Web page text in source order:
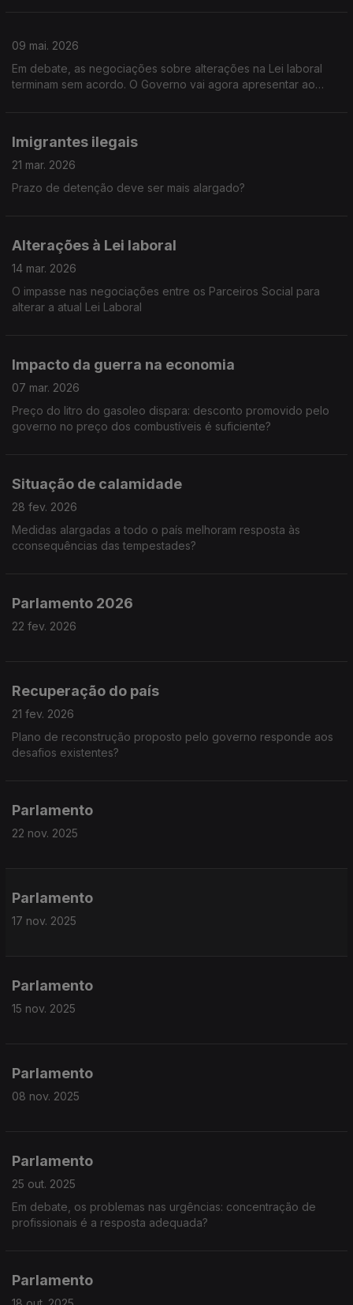
09 mai. 2026
Em debate, as negociações sobre alterações na Lei laboral
terminam sem acordo. O Governo vai agora apresentar ao
Imigrantes ilegais
21 mar. 2026
Prazo de detenção deve ser mais alargado?
Alterações à Lei laboral
14 mar. 2026
O impasse nas negociações entre os Parceiros Social para
alterar a atual Lei Laboral
Impacto da guerra na economia
07 mar. 2026
Preço do litro do gasoleo dispara: desconto promovido pelo
governo no preço dos combustíveis é suficiente?
Situação de calamidade
28 fev. 2026
Medidas alargadas a todo o país melhoram resposta às
cconsequências das tempestades?
Parlamento 2026
22 fev. 2026
Recuperação do país
21 fev. 2026
Plano de reconstrução proposto pelo governo responde aos
desafios existentes?
Parlamento
22 nov. 2025
Parlamento
17 nov. 2025
Parlamento
15 nov. 2025
Parlamento
08 nov. 2025
Parlamento
25 out. 2025
Em debate, os problemas nas urgências: concentração de
profissionais é a resposta adequada?
Parlamento